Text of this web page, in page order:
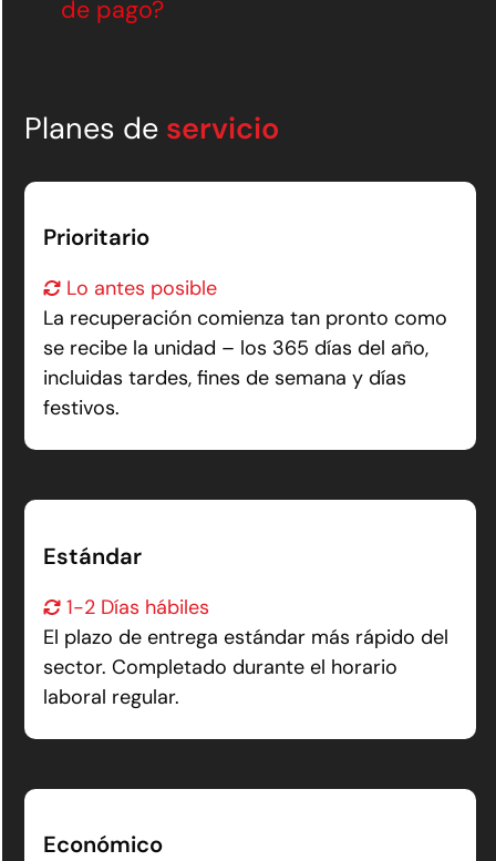
de pago?
Planes de servicio
Prioritario
Lo antes posible
La recuperación comienza tan pronto como
se recibe la unidad – los 365 días del año,
incluidas tardes, fines de semana y días
festivos.
Estándar
1-2 Días hábiles
El plazo de entrega estándar más rápido del
sector. Completado durante el horario
laboral regular.
Económico